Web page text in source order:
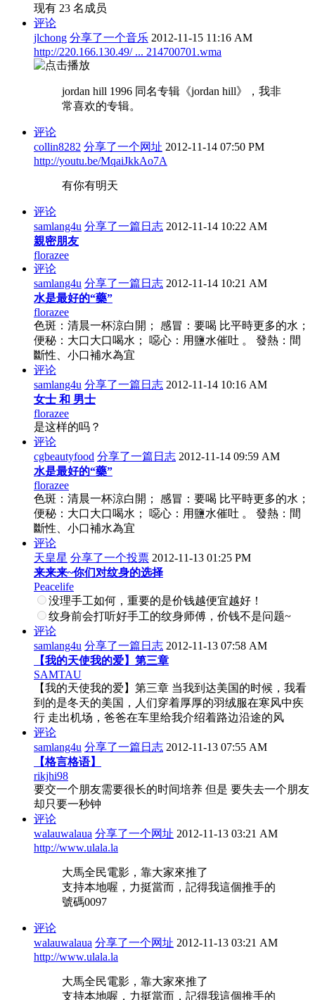
现有 23 名成员
评论
jlchong 分享了一个音乐 2012-11-15 11:16 AM
http://220.166.130.49/ ... 214700701.wma
jordan hill 1996 同名专辑《jordan hill》，我非
常喜欢的专辑。
评论
collin8282 分享了一个网址 2012-11-14 07:50 PM
http://youtu.be/MqaiJkkAo7A
有你有明天
评论
samlang4u 分享了一篇日志 2012-11-14 10:22 AM
親密朋友
florazee
评论
samlang4u 分享了一篇日志 2012-11-14 10:21 AM
水是最好的“藥”
florazee
色斑：清晨一杯涼白開； 感冒：要喝 比平時更多的水；
便秘：大口大口喝水； 噁心：用鹽水催吐 。 發熱：間
斷性、小口補水為宜
评论
samlang4u 分享了一篇日志 2012-11-14 10:16 AM
女士 和 男士
florazee
是这样的吗？
评论
cgbeautyfood 分享了一篇日志 2012-11-14 09:59 AM
水是最好的“藥”
florazee
色斑：清晨一杯涼白開； 感冒：要喝 比平時更多的水；
便秘：大口大口喝水； 噁心：用鹽水催吐 。 發熱：間
斷性、小口補水為宜
评论
天皇星 分享了一个投票 2012-11-13 01:25 PM
来来来~你们对纹身的选择
Peacelife
没理手工如何，重要的是价钱越便宜越好！
纹身前会打听好手工的纹身师傅，价钱不是问题~
评论
samlang4u 分享了一篇日志 2012-11-13 07:58 AM
【我的天使我的爱】第三章
SAMTAU
【我的天使我的爱】第三章 当我到达美国的时候，我看
到的是冬天的美国，人们穿着厚厚的羽绒服在寒风中疾
行 走出机场，爸爸在车里给我介绍着路边沿途的风
评论
samlang4u 分享了一篇日志 2012-11-13 07:55 AM
【格言格语】
rikjhi98
要交一个朋友需要很长的时间培养 但是 要失去一个朋友
却只要一秒钟
评论
walauwalaua 分享了一个网址 2012-11-13 03:21 AM
http://www.ulala.la
大馬全民電影，靠大家來推了
支持本地喔，力挺當而，記得我這個推手的
號碼0097
评论
walauwalaua 分享了一个网址 2012-11-13 03:21 AM
http://www.ulala.la
大馬全民電影，靠大家來推了
支持本地喔，力挺當而，記得我這個推手的